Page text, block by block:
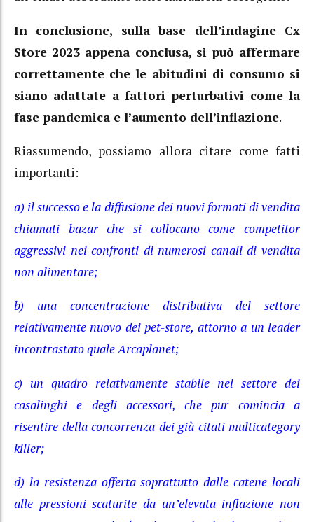
In conclusione, sulla base dell’indagine Cx
Store 2023 appena conclusa, si può affermare
correttamente che le abitudini di consumo si
siano adattate a fattori perturbativi come la
fase pandemica e l’aumento dell’inflazione.
Riassumendo, possiamo allora citare come fatti
importanti:
a) il successo e la diffusione dei nuovi formati di vendita
chiamati bazar che si collocano come competitor
aggressivi nei confronti di numerosi canali di vendita
non alimentare;
b) una concentrazione distributiva del settore
relativamente nuovo dei pet-store, attorno a un leader
incontrastato quale Arcaplanet;
c) un quadro relativamente stabile nel settore dei
casalinghi e degli accessori, che pur comincia a
risentire della concorrenza dei già citati multicategory
killer;
d) la resistenza offerta soprattutto dalle catene locali
alle pressioni scaturite da un’elevata inflazione non